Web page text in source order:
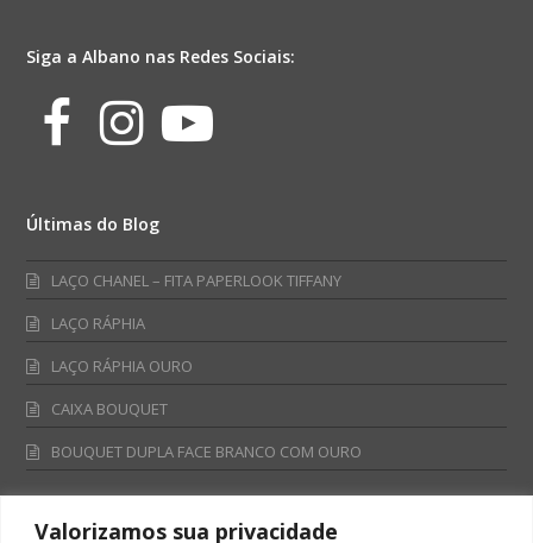
Valorizamos sua privacidade
Siga a Albano nas Redes Sociais:
Facebook
Instagram
Youtube
Últimas do Blog
LAÇO CHANEL – FITA PAPERLOOK TIFFANY
LAÇO RÁPHIA
LAÇO RÁPHIA OURO
CAIXA BOUQUET
BOUQUET DUPLA FACE BRANCO COM OURO